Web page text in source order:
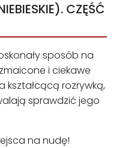
CZĘŚĆ
sposób na
i ciekawe
kształcącą rozrywką,
sprawdzić jego
na nudę!